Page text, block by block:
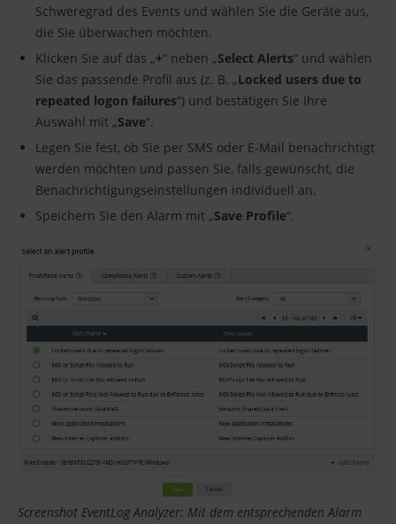
Schweregrad des Events und wählen Sie die Geräte aus,
die Sie überwachen möchten.
Klicken Sie auf das „+“ neben „Select Alerts“ und wählen
Sie das passende Profil aus (z. B. „Locked users due to
repeated logon failures“) und bestätigen Sie Ihre
Auswahl mit „Save“.
Legen Sie fest, ob Sie per SMS oder E-Mail benachrichtigt
werden möchten und passen Sie, falls gewünscht, die
Benachrichtigungseinstellungen individuell an.
Speichern Sie den Alarm mit „Save Profile“.
Screenshot EventLog Analyzer: Mit dem entsprechenden Alarm